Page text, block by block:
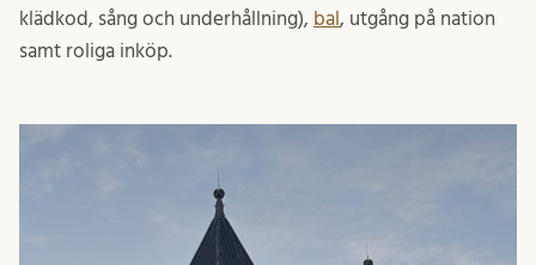
klädkod, sång och underhållning), bal , utgång på nation
samt roliga inköp.